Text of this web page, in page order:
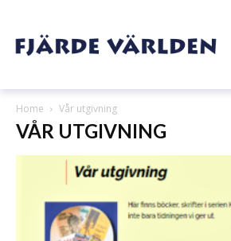
Home Vår utgivning
VÅR UTGIVNING